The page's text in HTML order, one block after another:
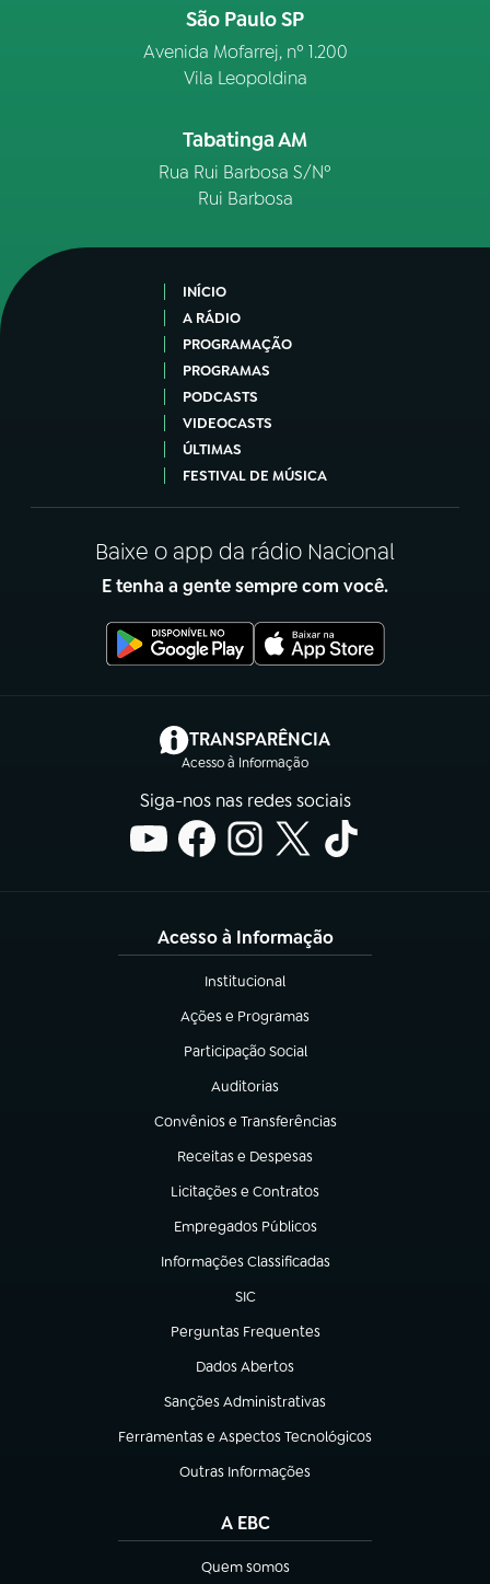
São Paulo SP
Avenida Mofarrej, nº 1.200
Vila Leopoldina
Tabatinga AM
Rua Rui Barbosa S/Nº
Rui Barbosa
INÍCIO
A RÁDIO
PROGRAMAÇÃO
PROGRAMAS
PODCASTS
VIDEOCASTS
ÚLTIMAS
FESTIVAL DE MÚSICA
Baixe o app da rádio Nacional
E tenha a gente sempre com você.
TRANSPARÊNCIA
Acesso à Informação
(abre em nova aba)
Siga-nos nas redes sociais
Acesso à Informação
Institucional
(abre em nova aba)
Ações e Programas
(abre em nova aba)
Participação Social
(abre em nova aba)
Auditorias
(abre em nova aba)
Convênios e Transferências
(abre em nova aba)
Receitas e Despesas
(abre em nova aba)
Licitações e Contratos
(abre em nova aba)
Empregados Públicos
(abre em nova aba)
Informações Classificadas
(abre em nova aba)
SIC
(abre em nova aba)
Perguntas Frequentes
(abre em nova aba)
Dados Abertos
(abre em nova aba)
Sanções Administrativas
(abre em nova aba)
Ferramentas e Aspectos Tecnológicos
(abre em nova aba)
Outras Informações
(abre em nova aba)
A EBC
Quem somos
(abre em nova aba)